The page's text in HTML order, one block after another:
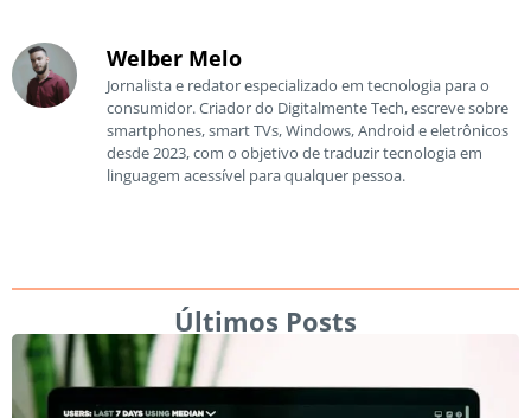
Welber Melo
Jornalista e redator especializado em tecnologia para o
consumidor. Criador do Digitalmente Tech, escreve sobre
smartphones, smart TVs, Windows, Android e eletrônicos
desde 2023, com o objetivo de traduzir tecnologia em
linguagem acessível para qualquer pessoa.
Últimos Posts